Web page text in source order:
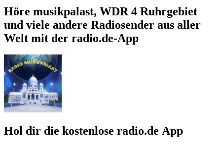
Höre musikpalast, WDR 4 Ruhrgebiet
und viele andere Radiosender aus aller
Welt mit der radio.de-App
Hol dir die kostenlose radio.de App